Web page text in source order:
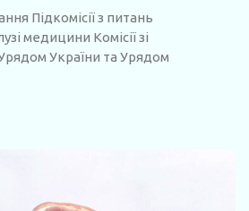
Підкомісії з питань
медицини Комісії зі
України та Урядом